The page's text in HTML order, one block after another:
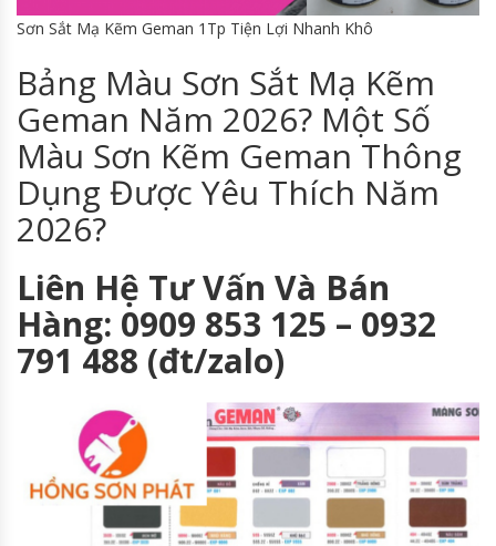
Sơn Sắt Mạ Kẽm Geman 1Tp Tiện Lợi Nhanh Khô
Bảng Màu Sơn Sắt Mạ Kẽm
Geman Năm 2026? Một Số
Màu Sơn Kẽm Geman Thông
Dụng Được Yêu Thích Năm
2026?
Liên Hệ Tư Vấn Và Bán
Hàng: 0909 853 125 – 0932
791 488 (đt/zalo)